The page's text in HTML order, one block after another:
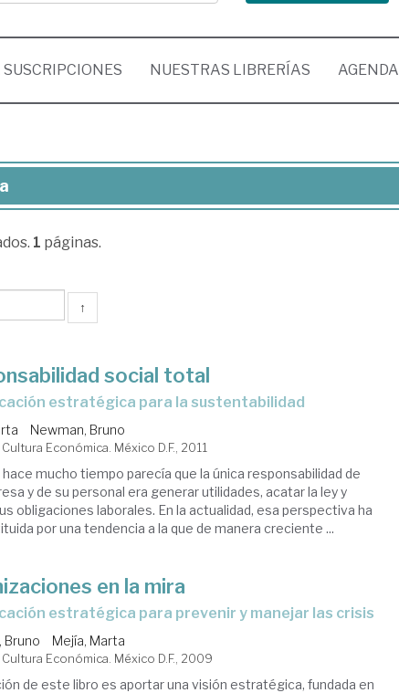
SUSCRIPCIONES NUESTRAS LIBRERÍAS AGENDA
1 páginas.
↑
social total
estratégica para la sustentabilidad
Newman, Bruno
Económica. México D.F., 2011
mucho tiempo parecía que la única responsabilidad de
y de su personal era generar utilidades, acatar la ley y
obligaciones laborales. En la actualidad, esa perspectiva ha
por una tendencia a la que de manera creciente ...
en la mira
estratégica para prevenir y manejar las crisis
Bruno Mejía, Marta
Económica. México D.F., 2009
de este libro es aportar una visión estratégica, fundada en